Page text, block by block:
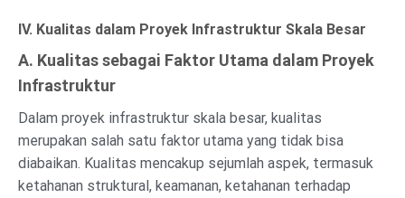
IV. Kualitas dalam Proyek Infrastruktur Skala Besar
A. Kualitas sebagai Faktor Utama dalam Proyek
Infrastruktur
Dalam proyek infrastruktur skala besar, kualitas
merupakan salah satu faktor utama yang tidak bisa
diabaikan. Kualitas mencakup sejumlah aspek, termasuk
ketahanan struktural, keamanan, ketahanan terhadap